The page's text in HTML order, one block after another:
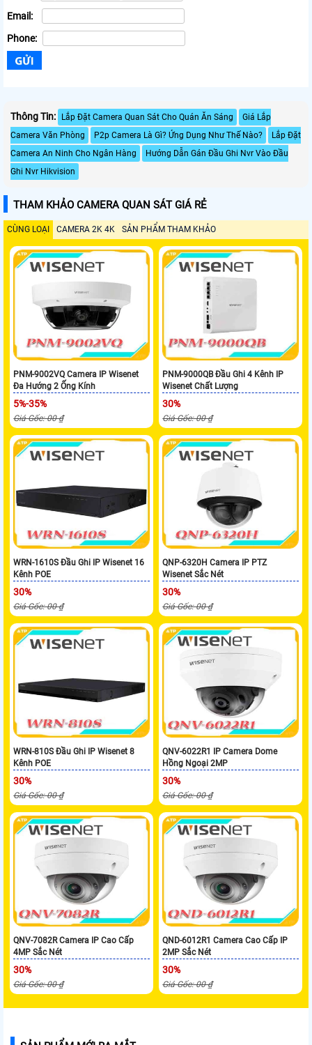
Email:
Phone:
Thông Tin: Lắp Đặt Camera Quan Sát Cho Quán Ăn Sáng
Giá Lắp
Camera Văn Phòng
P2p Camera Là Gì? Ứng Dụng Như Thế Nào?
Lắp Đặt
Camera An Ninh Cho Ngân Hàng
Hướng Dẫn Gán Đầu Ghi Nvr Vào Đầu
Ghi Nvr Hikvision
THAM KHẢO CAMERA QUAN SÁT GIÁ RẺ
CÙNG LOẠI CAMERA 2K 4K SẢN PHẨM THAM KHẢO
PNM-9002VQ Camera IP Wisenet
Đa Hướng 2 Ống Kính
5%-35%
Giá Gốc: 00 ₫
PNM-9000QB Đầu Ghi 4 Kênh IP
Wisenet Chất Lượng
30%
Giá Gốc: 00 ₫
WRN-1610S Đầu Ghi IP Wisenet 16
Kênh POE
30%
Giá Gốc: 00 ₫
QNP-6320H Camera IP PTZ
Wisenet Sắc Nét
30%
Giá Gốc: 00 ₫
WRN-810S Đầu Ghi IP Wisenet 8
Kênh POE
30%
Giá Gốc: 00 ₫
QNV-6022R1 IP Camera Dome
Hồng Ngoại 2MP
30%
Giá Gốc: 00 ₫
QNV-7082R Camera IP Cao Cấp
4MP Sắc Nét
30%
Giá Gốc: 00 ₫
QND-6012R1 Camera Cao Cấp IP
2MP Sắc Nét
30%
Giá Gốc: 00 ₫